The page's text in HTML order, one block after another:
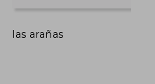
las arañas